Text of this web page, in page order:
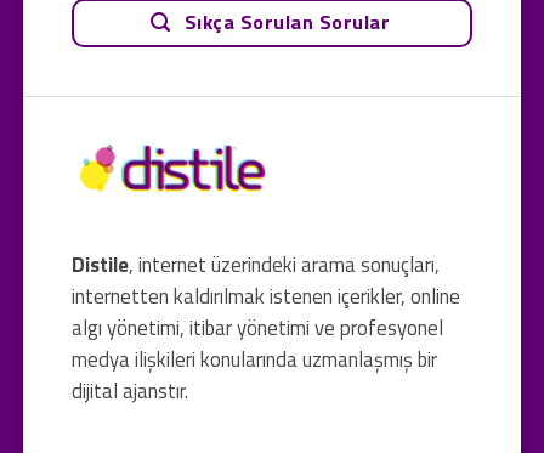
Distile, internet üzerindeki arama sonuçları,
internetten kaldırılmak istenen içerikler, online
algı yönetimi, itibar yönetimi ve profesyonel
medya ilişkileri konularında uzmanlaşmış bir
dijital ajanstır.
Sıkça Sorulan Sorular